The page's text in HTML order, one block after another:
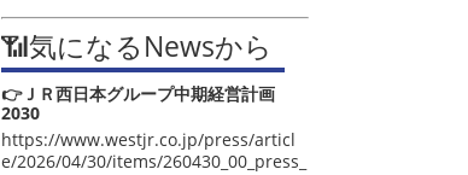
📶気になるNewsから
👉ＪＲ西日本グループ中期経営計画
2030
https://www.westjr.co.jp/press/articl
e/2026/04/30/items/260430_00_press_